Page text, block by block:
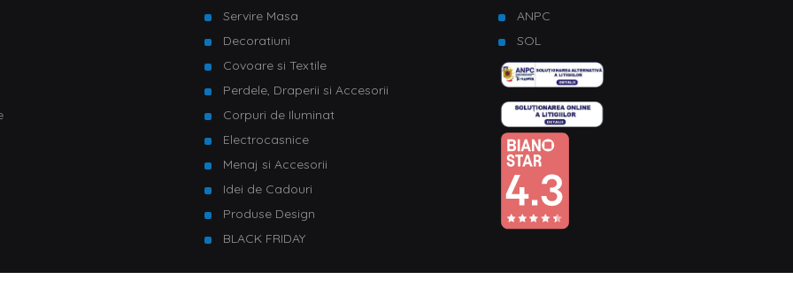
Servire Masa
Decoratiuni
Covoare si Textile
Perdele, Draperii si Accesorii
Corpuri de Iluminat
Electrocasnice
Menaj si Accesorii
Idei de Cadouri
Produse Design
BLACK FRIDAY
ANPC
SOL